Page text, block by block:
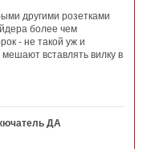
другими розетками
более чем
- не такой уж и
вставлять вилку в
ДА